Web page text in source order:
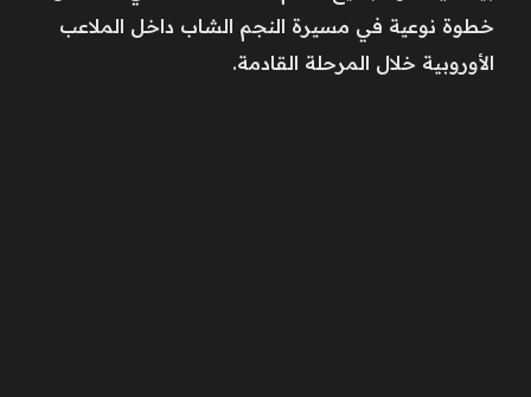
خطوة نوعية في مسيرة النجم الشاب داخل الملاعب
الأوروبية خلال المرحلة القادمة.